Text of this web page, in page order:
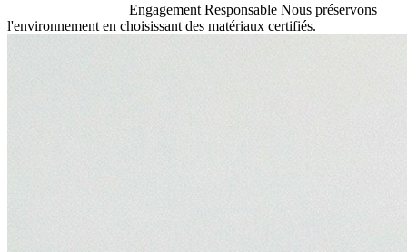
Engagement Responsable Nous préservons
l'environnement en choisissant des matériaux certifiés.